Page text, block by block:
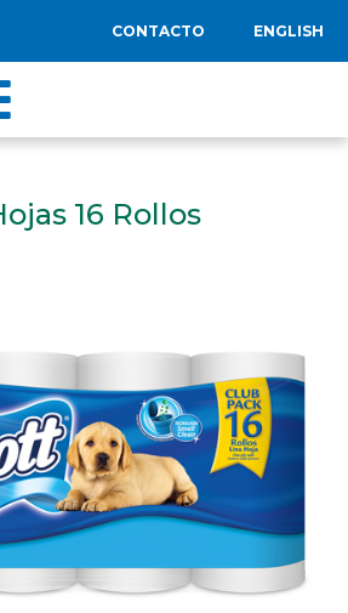
CONTACTO ENGLISH
16 Rollos